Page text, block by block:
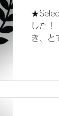
した！
き、と